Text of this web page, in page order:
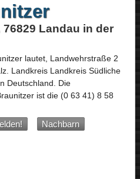
Landau in der
lautet, Landwehrstraße 2
. Landkreis Landkreis Südliche
Deutschland. Die
ist die (0 63 41) 8 58
Nachbarn